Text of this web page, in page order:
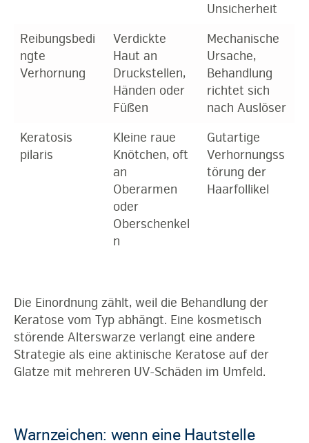
Unsicherheit
Reibungsbedi
ngte
Verhornung
Verdickte
Haut an
Druckstellen,
Händen oder
Füßen
Mechanische
Ursache,
Behandlung
richtet sich
nach Auslöser
Keratosis
pilaris
Kleine raue
Knötchen, oft
an
Oberarmen
oder
Oberschenkel
n
Gutartige
Verhornungss
törung der
Haarfollikel
Die Einordnung zählt, weil die Behandlung der
Keratose vom Typ abhängt. Eine kosmetisch
störende Alterswarze verlangt eine andere
Strategie als eine aktinische Keratose auf der
Glatze mit mehreren UV-Schäden im Umfeld.
Warnzeichen: wenn eine Hautstelle